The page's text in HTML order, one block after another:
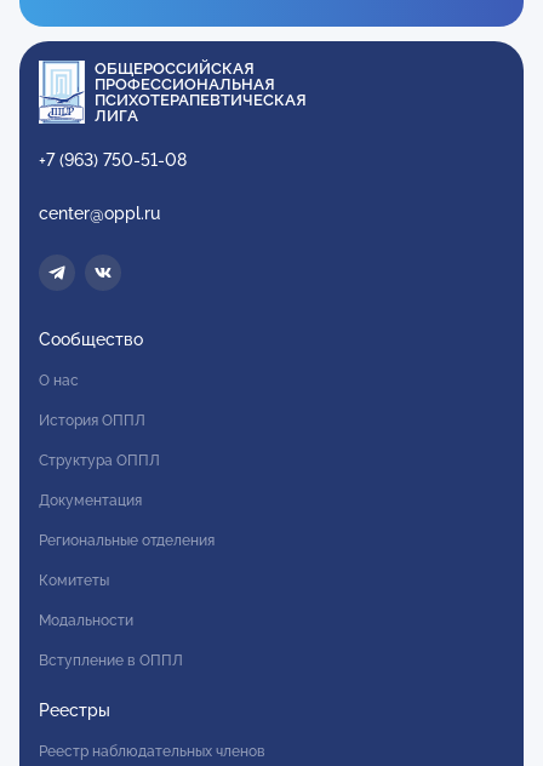
ОБЩЕРОССИЙСКАЯ
ПРОФЕССИОНАЛЬНАЯ
ПСИХОТЕРАПЕВТИЧЕСКАЯ
ЛИГА
+7 (963) 750-51-08
center@oppl.ru
Сообщество
О нас
История ОППЛ
Структура ОППЛ
Документация
Региональные отделения
Комитеты
Модальности
Вступление в ОППЛ
Реестры
Реестр наблюдательных членов